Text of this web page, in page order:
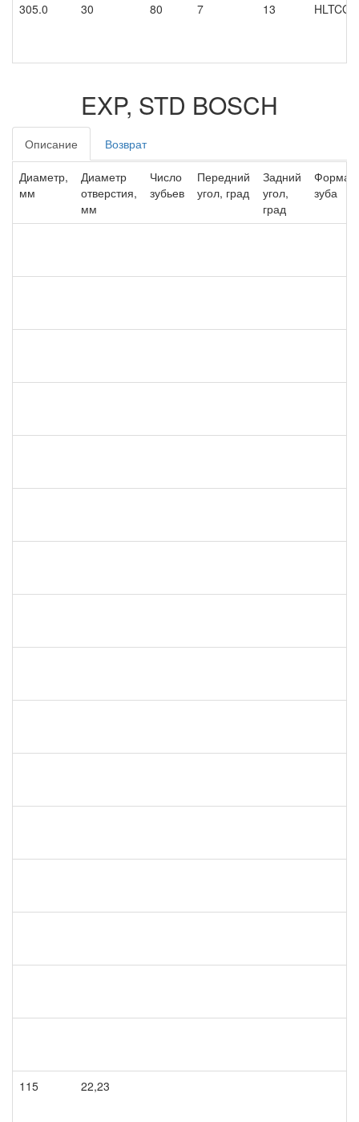
305.0 30 80 7 13 HLTCG
EXP, STD BOSCH
Описание Возврат
Диаметр,
мм
Диаметр
отверстия,
мм
Число
зубьев
Передний
угол, град
Задний
угол,
град
Форма
зуба
115 22,23